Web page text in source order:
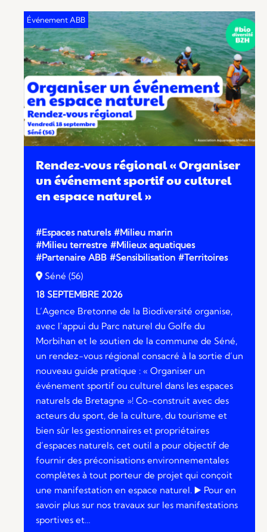
Rendez-vous régional « Organiser
un événement sportif ou culturel
en espace naturel »
#Espaces naturels #Milieu marin
#Milieu terrestre #Milieux aquatiques
#Partenaire ABB #Sensibilisation #Territoires
Séné (56)
18 SEPTEMBRE 2026
L’Agence Bretonne de la Biodiversité organise,
avec l’appui du Parc naturel du Golfe du
Morbihan et le soutien de la commune de Séné,
un rendez-vous régional consacré à la sortie d’un
nouveau guide pratique : « Organiser un
événement sportif ou culturel dans les espaces
naturels de Bretagne »! Co-construit avec des
acteurs du sport, de la culture, du tourisme et
bien sûr les gestionnaires et propriétaires
d’espaces naturels, cet outil a pour objectif de
fournir des préconisations environnementales
complètes à tout porteur de projet qui conçoit
une manifestation en espace naturel. ▶️​ Pour en
savoir plus sur nos travaux sur les manifestations
sportives et…